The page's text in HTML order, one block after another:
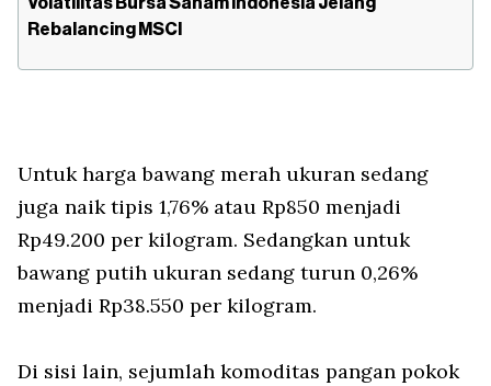
Volatilitas Bursa Saham Indonesia Jelang
Rebalancing MSCI
Untuk harga bawang merah ukuran sedang
juga naik tipis 1,76% atau Rp850 menjadi
Rp49.200 per kilogram. Sedangkan untuk
bawang putih ukuran sedang turun 0,26%
menjadi Rp38.550 per kilogram.
Di sisi lain, sejumlah komoditas pangan pokok